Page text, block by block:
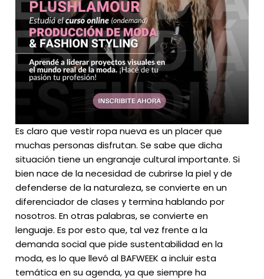
Es claro que vestir ropa nueva es un placer que
muchas personas disfrutan. Se sabe que dicha
situación tiene un engranaje cultural importante. Si
bien nace de la necesidad de cubrirse la piel y de
defenderse de la naturaleza, se convierte en un
diferenciador de clases y termina hablando por
nosotros. En otras palabras, se convierte en
lenguaje. Es por esto que, tal vez frente a la
demanda social que pide sustentabilidad en la
moda, es lo que llevó al BAFWEEK a incluir esta
temática en su agenda, ya que siempre ha